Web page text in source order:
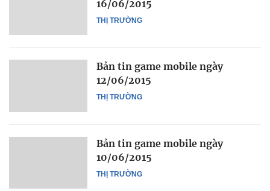
THỊ TRƯỜNG
16/06/2015
THỊ TRƯỜNG
Bản tin game mobile ngày
12/06/2015
THỊ TRƯỜNG
Bản tin game mobile ngày
10/06/2015